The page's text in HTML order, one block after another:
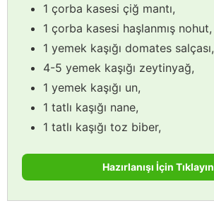
1 çorba kasesi çiğ mantı,
1 çorba kasesi haşlanmış nohut,
1 yemek kaşığı domates salçası,
4-5 yemek kaşığı zeytinyağ,
1 yemek kaşığı un,
1 tatlı kaşığı nane,
1 tatlı kaşığı toz biber,
Hazırlanışı İçin Tıklayın